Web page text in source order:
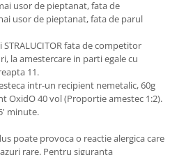
usor de pieptanat, fata de
usor de pieptanat, fata de parul
STRALUCITOR fata de competitor
la amestercare in parti egale cu
11.
intr-un recipient nemetalic, 60g
OxidO 40 vol (Proportie amestec 1:2).
minute.
poate provoca o reactie alergica care
rare. Pentru siguranta